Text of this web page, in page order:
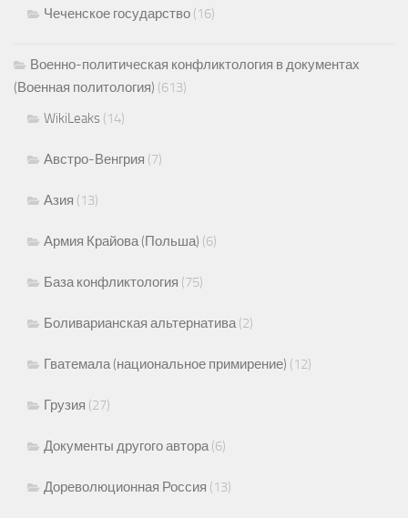
Чеченское государство (16)
Военно-политическая конфликтология в документах
(Военная политология) (613)
WikiLeaks (14)
Австро-Венгрия (7)
Азия (13)
Армия Крайова (Польша) (6)
База конфликтология (75)
Боливарианская альтернатива(2)
Гватемала (национальное примирение) (12)
Грузия (27)
Документы другого автора(6)
Дореволюционная Россия (13)